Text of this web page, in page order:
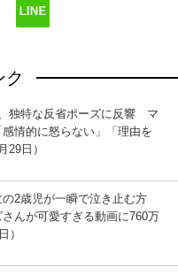
ク
独特な反省ポーズに反響 マ
情的に怒らない」「理由を
29日）
の2歳児が一瞬で泣き止む方
んが可愛すぎる動画に760万
）